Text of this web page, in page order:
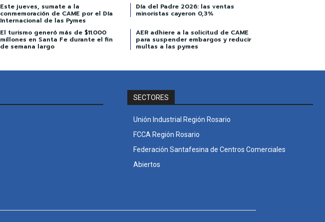
Este jueves, sumate a la
conmemoración de CAME por el Día
Internacional de las Pymes
Día del Padre 2026: las ventas
minoristas cayeron 0,3%
El turismo generó más de $11.000
millones en Santa Fe durante el fin
de semana largo
AER adhiere a la solicitud de CAME
para suspender embargos y reducir
multas a las pymes
SECTORES
Unión Industrial Región Rosario
FCCA Región Rosario
Federación Santafesina de Centros Comerciales
Abiertos